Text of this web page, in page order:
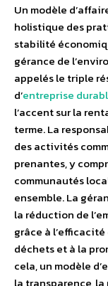
Un modèle
holistique des
stabilité
gérance de
appelés le triple
d’entreprise
l’accent sur la
terme. La
des activités
prenantes, y
communautés
ensemble. La
la réduction de
grâce à
déchets et à la
cela, un modèle
la transparence,